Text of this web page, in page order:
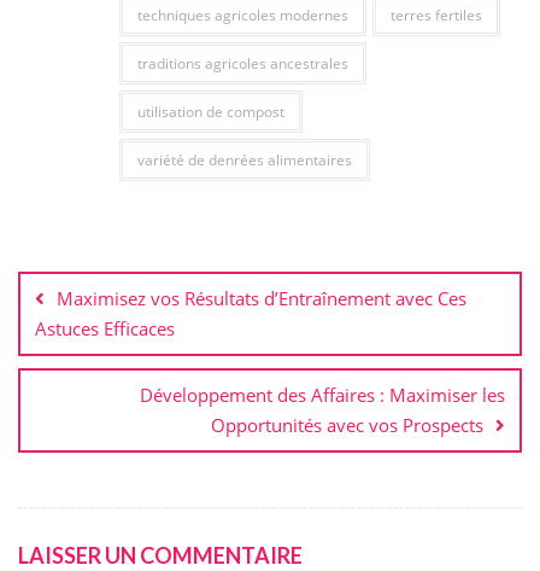
techniques agricoles modernes terres fertiles
traditions agricoles ancestrales
utilisation de compost
variété de denrées alimentaires
de
l’article
Maximisez vos Résultats d’Entraînement avec Ces
Astuces Efficaces
Développement des Affaires : Maximiser les
Opportunités avec vos Prospects
LAISSER UN COMMENTAIRE